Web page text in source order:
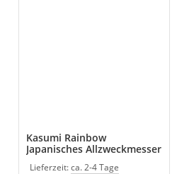
Kasumi Rainbow
Japanisches Allzweckmesser
Lieferzeit:ca. 2-4 Tage